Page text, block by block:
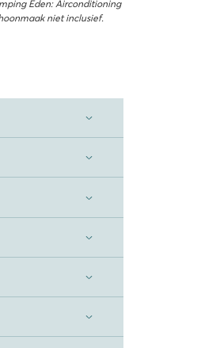
Eden: Airconditioning
niet inclusief.